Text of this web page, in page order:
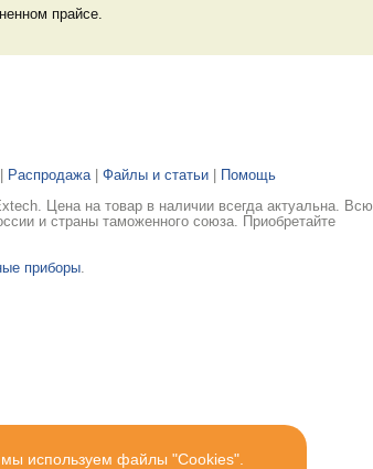
прайсе.
Распродажа Файлы и статьи
Помощь
Цена на товар в наличии всегда актуальна. Всю
и страны таможенного союза. Приобретайте
приборы
используем файлы "Cookies".